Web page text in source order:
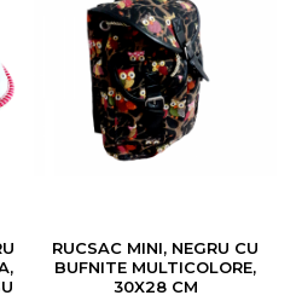
RUCSAC MINI, NEGRU CU
BUFNITE MULTICOLORE,
30X28 CM